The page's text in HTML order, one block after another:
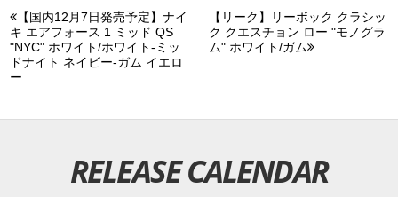
【国内12月7日発売予定】ナイ
キ エアフォース 1 ミッド QS
"NYC" ホワイト/ホワイト-ミッ
ドナイト ネイビー-ガム イエロ
ー
【リーク】リーボック クラシッ
ク クエスチョン ロー "モノグラ
ム" ホワイト/ガム
RELEASE CALENDAR